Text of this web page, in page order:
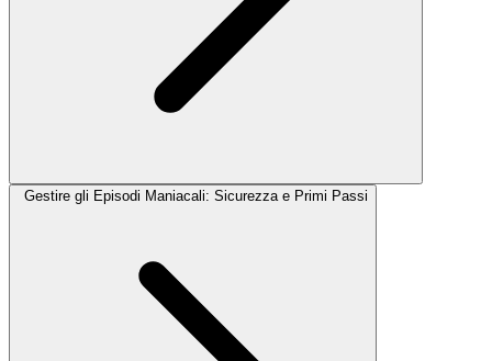
Gestire gli Episodi Maniacali: Sicurezza e Primi Passi